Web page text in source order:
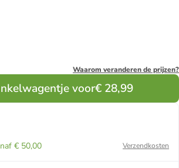
Waarom veranderen de prijzen?
voor€ 28,99
€ 50,00
Verzendkosten